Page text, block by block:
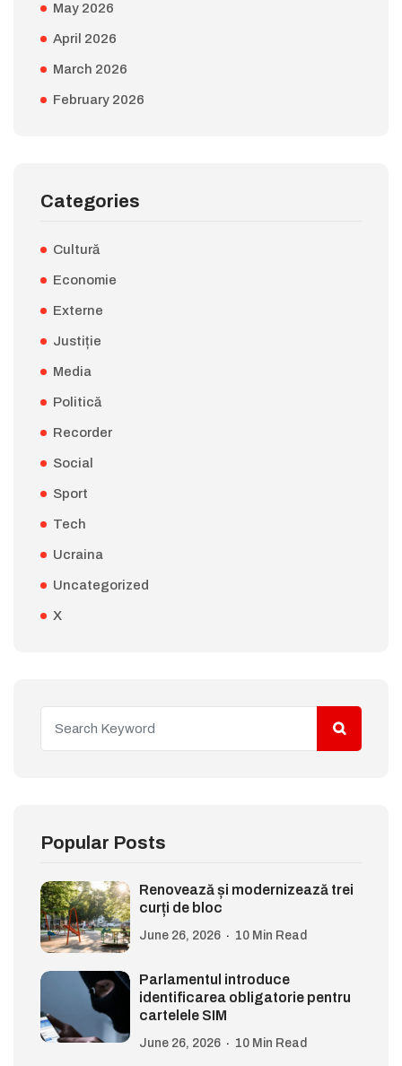
May 2026
April 2026
March 2026
February 2026
Categories
Cultură
Economie
Externe
Justiție
Media
Politică
Recorder
Social
Sport
Tech
Ucraina
Uncategorized
X
Popular Posts
Renovează și modernizează trei
curți de bloc
June 26, 2026 10 Min Read
Parlamentul introduce
identificarea obligatorie pentru
cartelele SIM
June 26, 2026 10 Min Read